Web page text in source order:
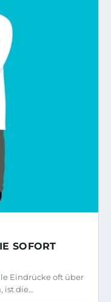
SOFORT
Eindrücke oft über
ist die…